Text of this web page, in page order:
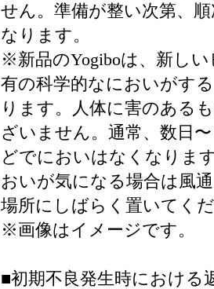
せん。準備が整い次第、順
なります。
※新品のYogiboは、新し
有の科学的なにおいがす
ります。人体に害のある
ざいません。通常、数日
どでにおいはなくなりま
おいが気になる場合は風
場所にしばらく置いてくだ
※画像はイメージです。
■初期不良発生時における